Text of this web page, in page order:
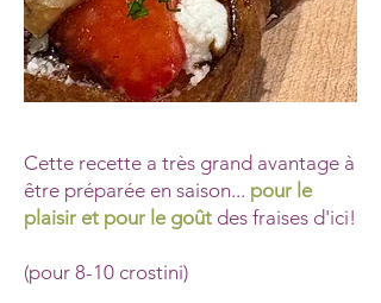
Cette recette a très grand avantage à
être préparée en saison... pour le
plaisir et pour le goût des fraises d'ici!
(pour 8-10 crostini)